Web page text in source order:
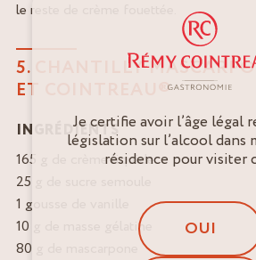
le reste de crème fouettée.
5. CHANTILLY
ET COINTREAU®
INGRÉDIENTS
165 g de crème liquide
25 g de sucre semoule
1 gousse de vanille
10 g de masse gélatine
80 g de mascarpone
Je certifie avoir l’âge légal
législation sur l’alcool dans
résidence pour visiter
OUI